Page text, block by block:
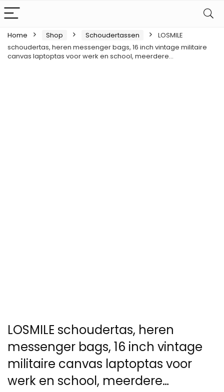
Home Shop Schoudertassen
LOSMILE
schoudertas, heren messenger bags, 16 inch vintage militaire
canvas laptoptas voor werk en school, meerdere…
LOSMILE schoudertas, heren
messenger bags, 16 inch vintage
militaire canvas laptoptas voor
werk en school, meerdere…